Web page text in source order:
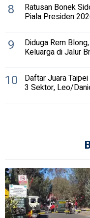
8 Ratusan Bonek
Piala Presiden
9 Diduga Rem
Keluarga di Jalur
10 Daftar Juara
3 Sektor, Leo/